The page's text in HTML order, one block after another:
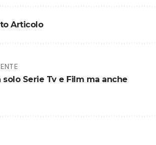
Articolo
solo Serie Tv e Film ma anche